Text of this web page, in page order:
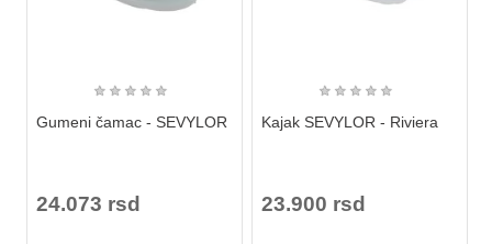
★ ★ ★ ★ ★
Gumeni čamac - SEVYLOR
24.073 rsd
★ ★ ★ ★ ★
Kajak SEVYLOR - Riviera
23.900 rsd